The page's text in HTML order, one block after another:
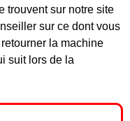
trouvent sur notre site
sur ce dont vous
la machine
suit lors de la